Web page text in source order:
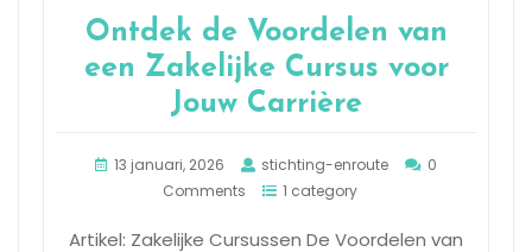
Ontdek de Voordelen van
een Zakelijke Cursus voor
Jouw Carrière
13 januari, 2026 stichting-enroute
0
Comments
1 category
Artikel: Zakelijke Cursussen De Voordelen van